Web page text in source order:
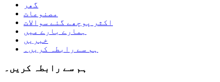
گھر
مصنوعات
اکثر پوچھے گئے سوالات
ہمارے بارے میں
خبریں
ہم سے رابطہ کریں۔
ہم سے رابطہ کریں۔